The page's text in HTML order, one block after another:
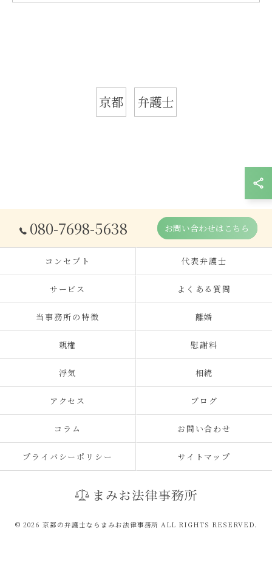
京都 弁護士
080-7698-5638 お問い合わせはこちら
コンセプト 代表弁護士
サービス よくある質問
当事務所の特徴 離婚
親権 慰謝料
浮気 相続
アクセス ブログ
コラム お問い合わせ
プライバシーポリシー サイトマップ
© 2026 京都の弁護士ならまみお法律事務所 ALL RIGHTS RESERVED.